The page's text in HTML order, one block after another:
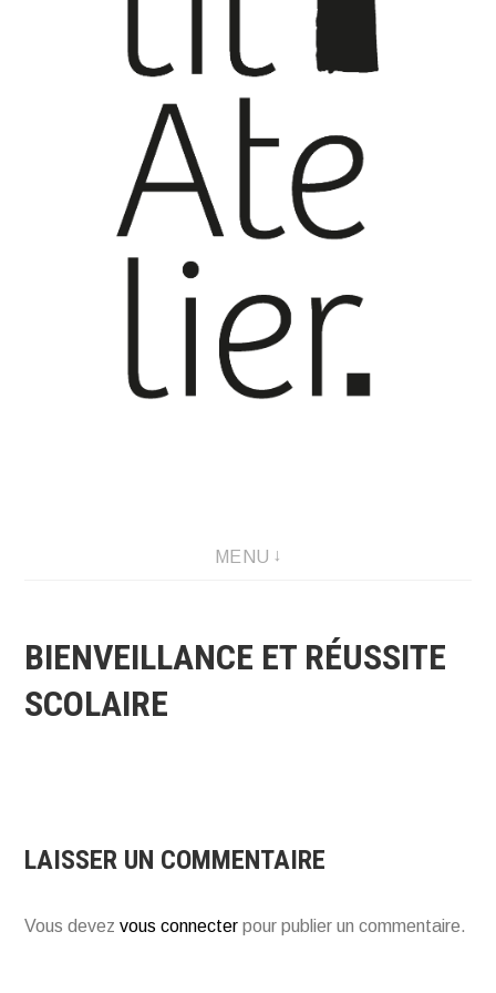
Créations graphique et illustrations
MENU
BIENVEILLANCE ET RÉUSSITE
SCOLAIRE
LAISSER UN COMMENTAIRE
Vous devezvous connecter pour publier un commentaire.